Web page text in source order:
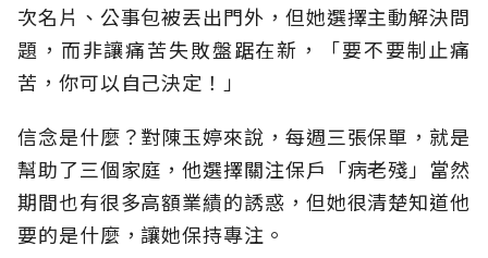
次名片、公事包被丟出門外，但她選擇主動解決問
題，而非讓痛苦失敗盤踞在新，「要不要制止痛
苦，你可以自己決定！」
信念是什麼？對陳玉婷來說，每週三張保單，就是
幫助了三個家庭，他選擇關注保戶「病老殘」當然
期間也有很多高額業績的誘惑，但她很清楚知道他
要的是什麼，讓她保持專注。